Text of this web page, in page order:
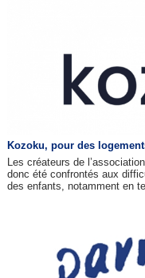
Kozoku, pour des
Les créateurs de
donc été confrontés aux
des enfants, notamment en